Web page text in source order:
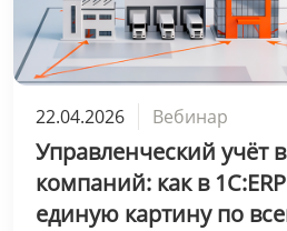
22.04.2026 Вебинар
Управленческий учёт
компаний: как в
единую картину по